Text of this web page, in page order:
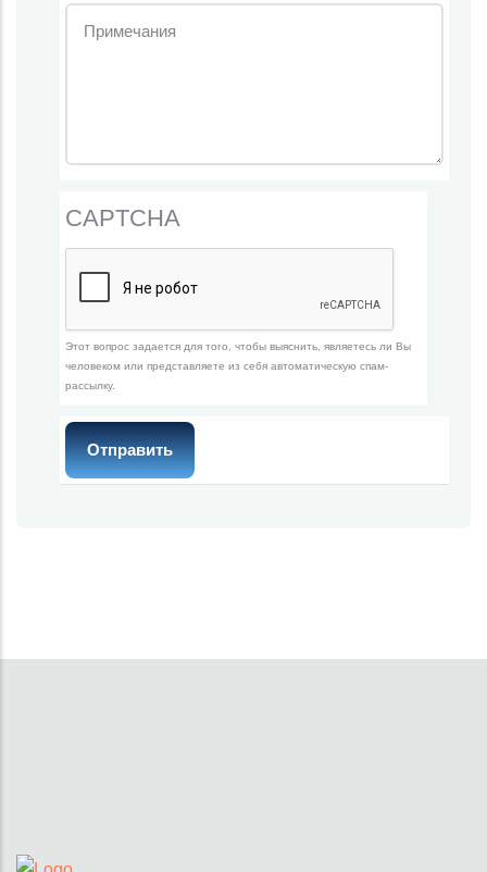
CAPTCHA
Этот вопрос задается для того, чтобы выяснить, являетесь ли Вы
человеком или представляете из себя автоматическую спам-
рассылку.